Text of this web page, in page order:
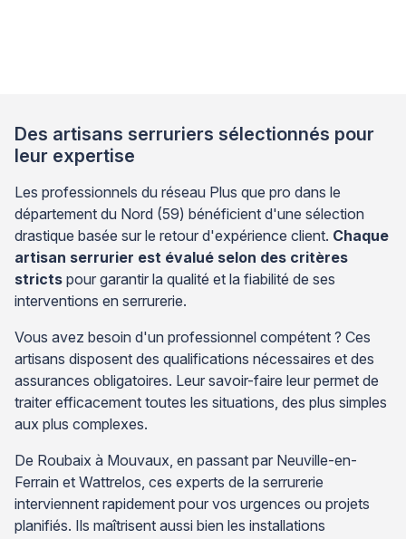
Des artisans serruriers sélectionnés pour
leur expertise
Les professionnels du réseau Plus que pro dans le
département du Nord (59) bénéficient d'une sélection
drastique basée sur le retour d'expérience client. Chaque
artisan serrurier est évalué selon des critères
stricts pour garantir la qualité et la fiabilité de ses
interventions en serrurerie.
Vous avez besoin d'un professionnel compétent ? Ces
artisans disposent des qualifications nécessaires et des
assurances obligatoires. Leur savoir-faire leur permet de
traiter efficacement toutes les situations, des plus simples
aux plus complexes.
De Roubaix à Mouvaux, en passant par Neuville-en-
Ferrain et Wattrelos, ces experts de la serrurerie
interviennent rapidement pour vos urgences ou projets
planifiés. Ils maîtrisent aussi bien les installations